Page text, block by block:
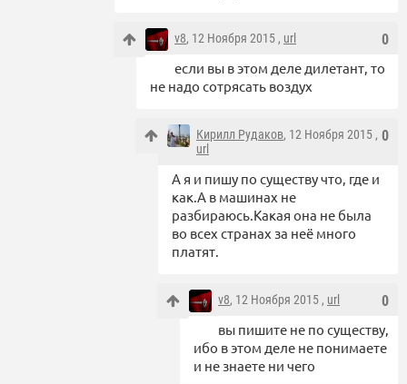
0
v8, 12 Ноября 2015 , url
если вы в этом деле дилетант, то
не надо сотрясать воздух
0
Кирилл Рудаков, 12 Ноября 2015 ,
url
А я и пишу по существу что, где и
как.А в машинах не
разбираюсь.Какая она не была
во всех странах за неё много
платят.
0
v8, 12 Ноября 2015 , url
вы пишите не по существу,
ибо в этом деле не понимаете
и не знаете ни чего